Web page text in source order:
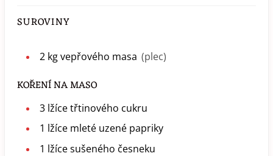
SUROVINY
2 kgvepřového masa (plec)
KOŘENÍ NA MASO
3 lžícetřtinového cukru
1 lžíce mleté uzené papriky
1 lžícesušeného česneku